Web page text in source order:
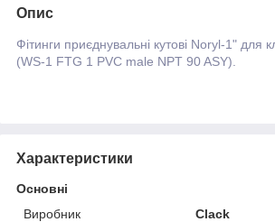
Опис
Фітинги приєднувальні кутові Noryl-1" для
(WS-1 FTG 1 PVC male NPT 90 ASY).
Характеристики
Основні
Виробник
Clack